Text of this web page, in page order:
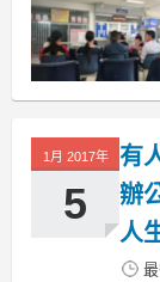
1月 2017年
5
有
辦
人